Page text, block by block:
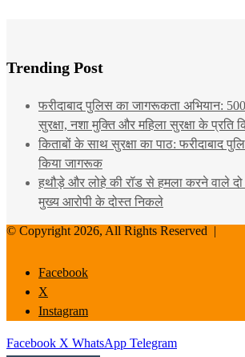
Trending Post
फरीदाबाद पुलिस का जागरूकता अभियान: 500
सुरक्षा, नशा मुक्ति और महिला सुरक्षा के प्रति
किताबों के साथ सुरक्षा का पाठ: फरीदाबाद
किया जागरूक
हथौड़े और लोहे की रॉड से हमला करने वाले दो
मुख्य आरोपी के दोस्त निकले
© Copyright 2026, All Rights Reserved |
Facebook
X
Instagram
Facebook X WhatsApp Telegram